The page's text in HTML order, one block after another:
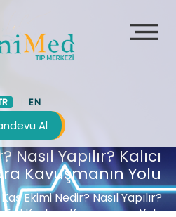
EN
Al
Yapılır? Kalıcı
Kavuşmanın Yolu
Kaş Ekimi Nedir? Nasıl Yapılır?
Kaşlara Kavuşmanın Yolu